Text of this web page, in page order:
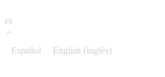
es
Español English (Inglés)